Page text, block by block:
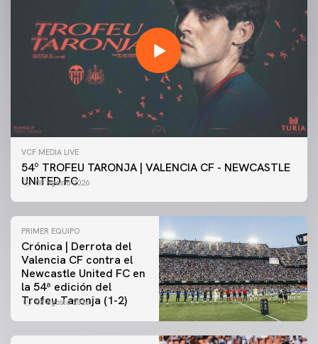
VCF MEDIA LIVE
54º TROFEU TARONJA | VALENCIA CF - NEWCASTLE
UNITED FC
08 agosto 2026
PRIMER EQUIPO
Crónica | Derrota del
Valencia CF contra el
Newcastle United FC en
la 54ª edición del
Trofeu Taronja (1-2)
08 agosto 2026